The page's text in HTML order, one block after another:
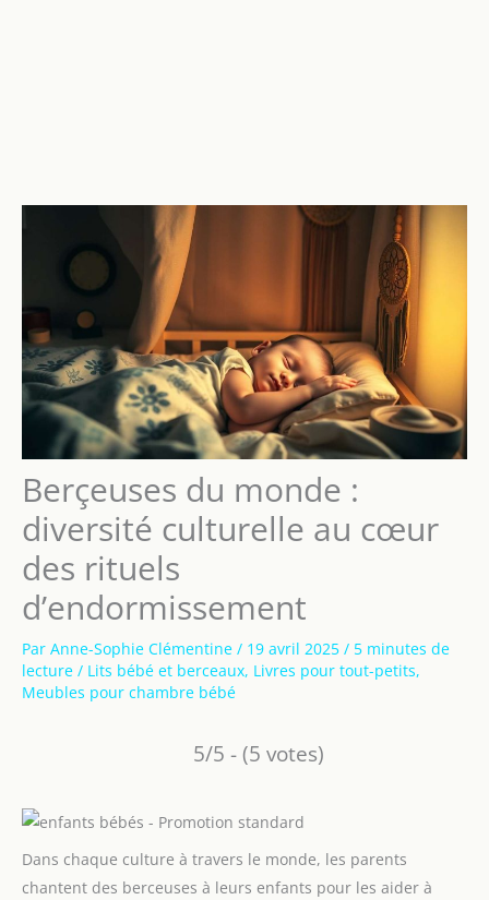
Berçeuses du monde :
diversité culturelle au cœur
des rituels
d’endormissement
Par Anne-Sophie Clémentine / 19 avril 2025 / 5 minutes de
lecture / Lits bébé et berceaux, Livres pour tout-petits,
Meubles pour chambre bébé
5/5 - (5 votes)
Dans chaque culture à travers le monde, les parents
chantent des berceuses à leurs enfants pour les aider à